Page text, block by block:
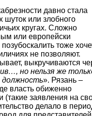
давно стала
или злобного
кругах. Сложно
или европейски
тоже
не позволяют.
выкручиваются
но нельзя же
должность». Рязань –
власть обиженно
заявления на
делало в